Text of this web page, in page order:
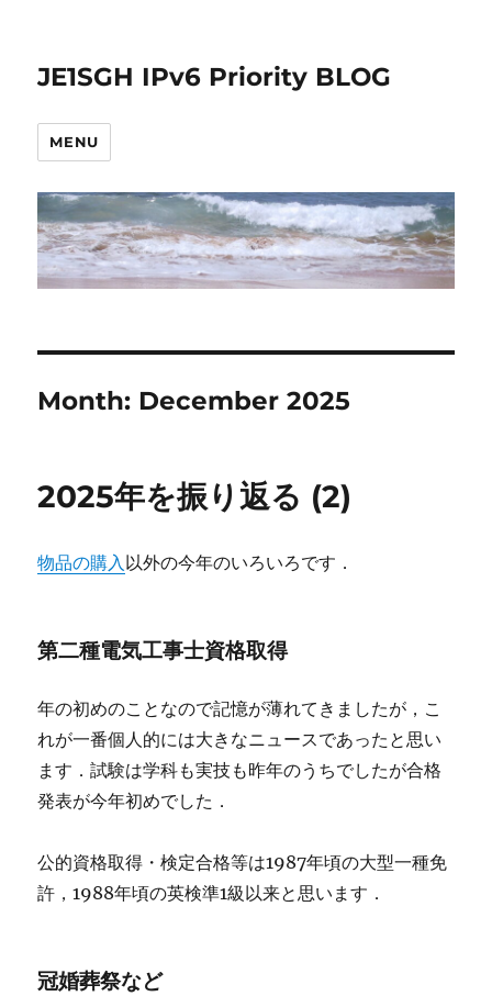
JE1SGH IPv6 Priority BLOG
MENU
Month: December 2025
2025年を振り返る (2)
物品の購入以外の今年のいろいろです．
第二種電気工事士資格取得
年の初めのことなので記憶が薄れてきましたが，こ
れが一番個人的には大きなニュースであったと思い
ます．試験は学科も実技も昨年のうちでしたが合格
発表が今年初めでした．
公的資格取得・検定合格等は1987年頃の大型一種免
許，1988年頃の英検準1級以来と思います．
冠婚葬祭など